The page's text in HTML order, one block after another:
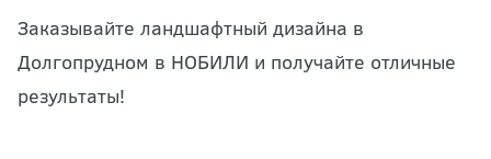
Заказывайте ландшафтный дизайна в
Долгопрудном в НОБИЛИ и получайте отличные
результаты!